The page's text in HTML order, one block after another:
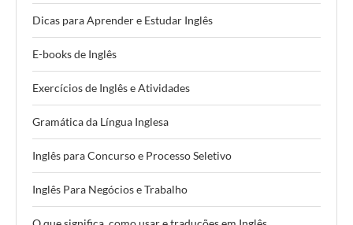
Dicas para Aprender e Estudar Inglês
E-books de Inglês
Exercícios de Inglês e Atividades
Gramática da Língua Inglesa
Inglês para Concurso e Processo Seletivo
Inglês Para Negócios e Trabalho